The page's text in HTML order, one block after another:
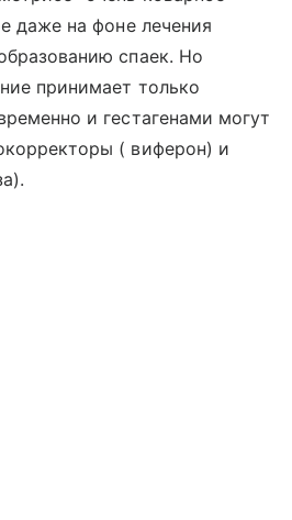
даже на фоне лечения
спаек. Но
принимает только
и гестагенами могут
( виферон) и